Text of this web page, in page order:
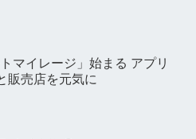
マイレージ」始まる アプリ
販売店を元気に